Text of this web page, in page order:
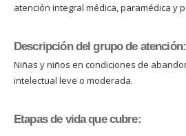
atención integral médica, paramédica y
Descripción del grupo de atención:
Niñas y niños en condiciones de
intelectual leve o moderada.
Etapas de vida que cubre: